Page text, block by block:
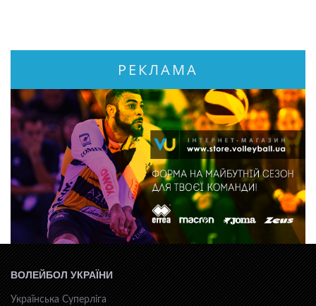
РЕКЛАМА
ВОЛЕЙБОЛ УКРАЇНИ
Українська Суперліга